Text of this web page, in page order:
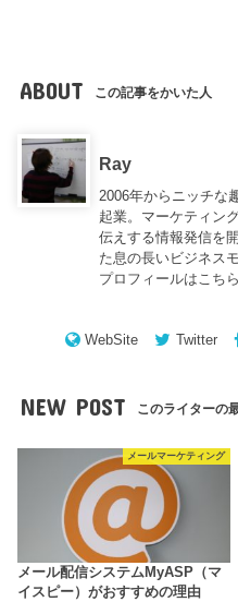
ABOUT この記事をかいた人
Ray
2006年からニッチな
起業。マーケティン
伝えする情報発信を
た息の長いビジネス
プロフィールはこちら
WebSite Twitter
NEW POST このライターの
メールマーケティング
メール配信システムMyASP（マ
イスピー）がおすすめの理由